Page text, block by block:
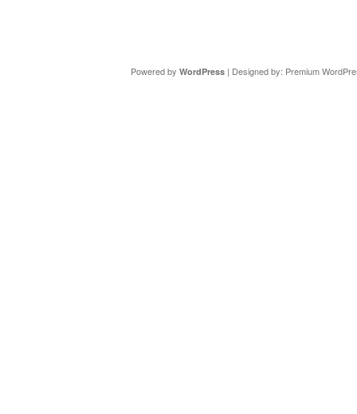
Powered by WordPress| Designed by: Premium